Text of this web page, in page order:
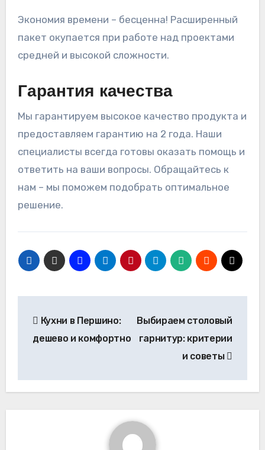
Экономия времени – бесценна! Расширенный
пакет окупается при работе над проектами
средней и высокой сложности.
Гарантия качества
Мы гарантируем высокое качество продукта и
предоставляем гарантию на 2 года. Наши
специалисты всегда готовы оказать помощь и
ответить на ваши вопросы. Обращайтесь к
нам – мы поможем подобрать оптимальное
решение.
по
Кухни в Першино:
дешево и комфортно
Выбираем столовый
гарнитур: критерии
и советы